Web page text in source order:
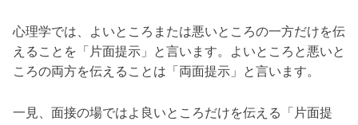
心理学では、よいところまたは悪いところの一方だけを伝
えることを「片面提示」と言います。よいところと悪いと
ころの両方を伝えることは「両面提示」と言います。
一見、面接の場ではよ良いところだけを伝える「片面提